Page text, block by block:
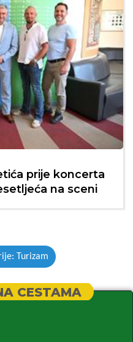
prije koncerta
na sceni
Turizam
CESTAMA